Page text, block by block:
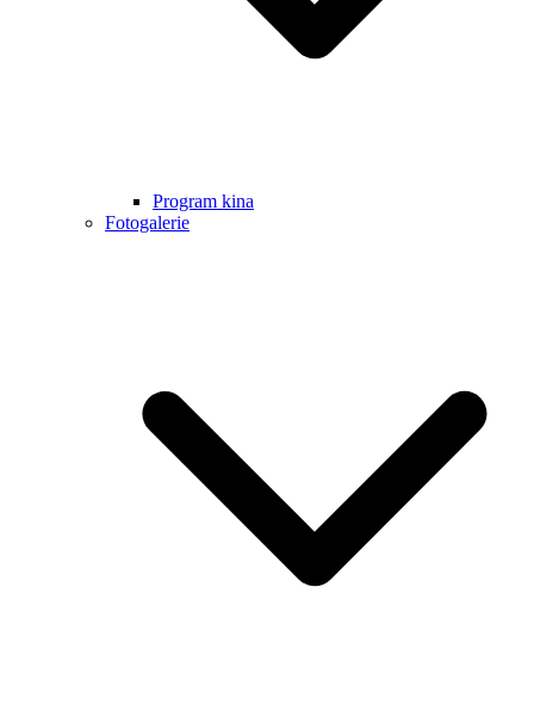
Program kina
Fotogalerie